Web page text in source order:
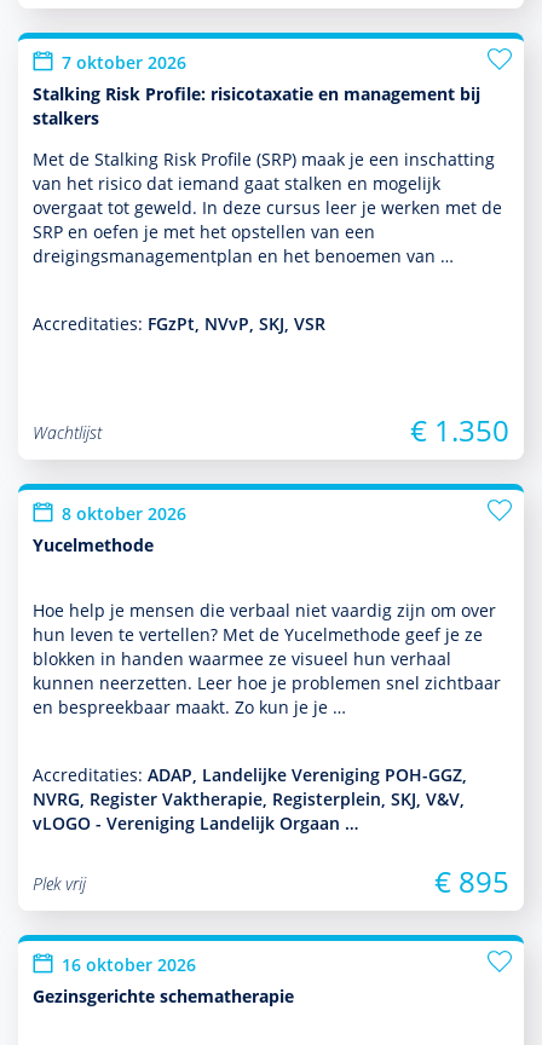
7 oktober 2026
Stalking Risk Profile: risicotaxatie en management bij
stalkers
Met de Stalking Risk Profile (SRP) maak je een inschatting
van het risico dat iemand gaat stalken en moge­lijk
overgaat tot geweld. In deze cursus leer je werken met de
SRP en oefen je met het opstellen van een
dreigingsmanagementplan en het benoemen van …
Accreditaties: FGzPt, NVvP, SKJ, VSR
Wachtlijst € 1.350
8 oktober 2026
Yucelmethode
Hoe help je mensen die verbaal niet vaardig zijn om over
hun leven te vertellen? Met de Yucelmethode geef je ze
blokken in handen waarmee ze visueel hun verhaal
kunnen neerzetten. Leer hoe je pro­ble­men snel zichtbaar
en bespreekbaar maakt. Zo kun je je …
Accreditaties: ADAP, Landelijke Vereniging POH-GGZ,
NVRG, Register Vaktherapie, Registerplein, SKJ, V&V,
vLOGO - Vereniging Landelijk Orgaan …
Plek vrij € 895
16 oktober 2026
Gezinsgerichte schematherapie